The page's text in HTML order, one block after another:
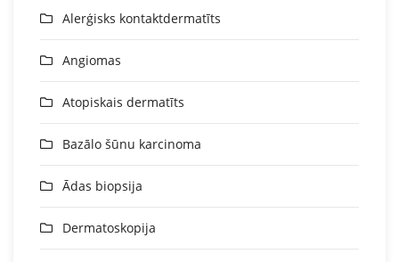
Alerģisks kontaktdermatīts
Angiomas
Atopiskais dermatīts
Bazālo šūnu karcinoma
Ādas biopsija
Dermatoskopija